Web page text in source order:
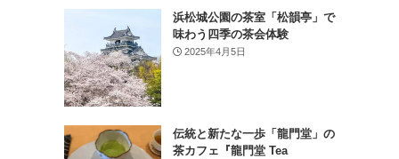
浜松城公園の茶室「松韻亭」で
味わう四季の茶会体験
2025年4月5日
伝統と新たな一歩「龍門堂」の
茶カフェ『龍門堂 Tea